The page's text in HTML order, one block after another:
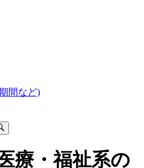
間など)
療・福祉系の